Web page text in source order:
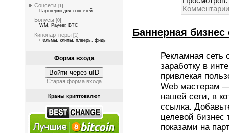
Соцсети [1]
Партнерки для соцсетей
Бонусы [0]
WM, Payeer, BTC
Кинопартнеры [1]
Фильмы, клипы, плееры, фиды
Форма входа
Войти через uID
Старая форма входа
Краны криптовалют
Баннерная бизнес
Рекламная сеть
заработку в
привлекая
Web мастерам
нашей сети, в
ссылка.
целевой бизнес
показами на